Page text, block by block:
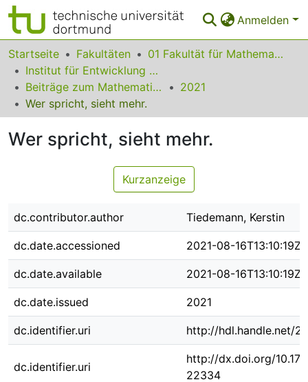
Anmelden
Bereiche & Sammlungen
Das gesamte Repositorium
Statistiken
FAQ
Zurück zur Startseite
Startseite Fakultäten
01 Fakultät für Mathematik
Institut für Entwicklung und Erforschung des Mathematikunterrichts
Beiträge zum Mathematikunterricht
2021
Wer spricht, sieht mehr.
Wer spricht, sieht mehr.
Kurzanzeige
dc.contributor.author Tiedemann, Kerstin
dc.date.accessioned 2021-08-16T13:10:19Z
dc.date.available 2021-08-16T13:10:19Z
dc.date.issued 2021
dc.identifier.uri http://hdl.handle.net/
dc.identifier.uri
http://dx.doi.org/
22334